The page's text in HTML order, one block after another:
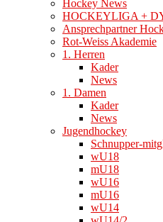
Hockey News
HOCKEYLIGA +
Ansprechpartner
Rot-Weiss Akademie
1. Herren
Kader
News
1. Damen
Kader
News
Jugendhockey
Schnupper-
wU18
mU18
wU16
mU16
wU14